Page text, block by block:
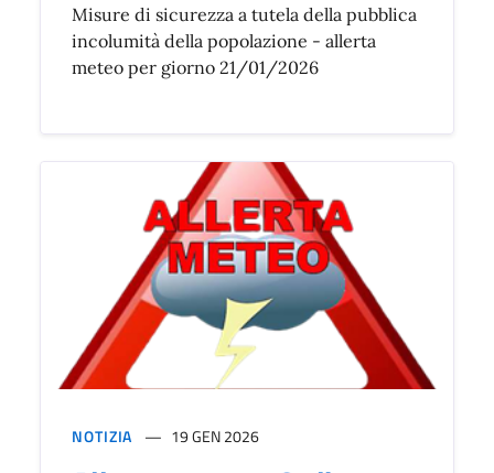
Misure di sicurezza a tutela della pubblica
incolumità della popolazione - allerta
meteo per giorno 21/01/2026
NOTIZIA 19 GEN 2026